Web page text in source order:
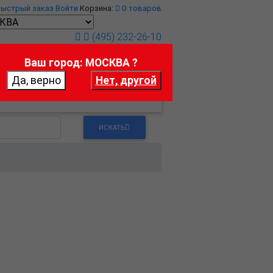
заказ Войти Корзина: 0 товаров
(495) 232-26-10
ИСКАТЬ
Ваш город: МОСКВА ?